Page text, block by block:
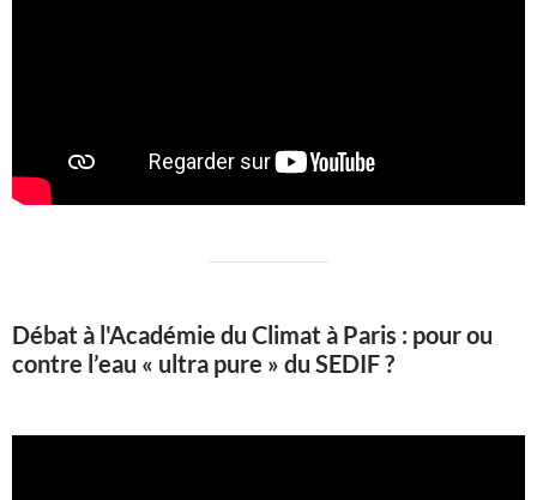
Débat à l'Académie du Climat à Paris : pour ou
contre l’eau « ultra pure » du SEDIF ?